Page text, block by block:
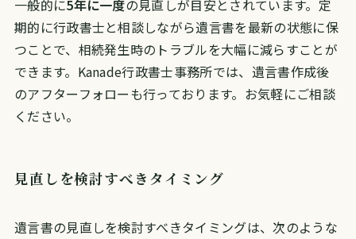
一般的に5年に一度の見直しが目安とされています。定
期的に行政書士と相談しながら遺言書を最新の状態に保
つことで、相続発生時のトラブルを大幅に減らすことが
できます。Kanade行政書士事務所では、遺言書作成後
のアフターフォローも行っております。お気軽にご相談
ください。
見直しを検討すべきタイミング
遺言書の見直しを検討すべきタイミングは、次のような